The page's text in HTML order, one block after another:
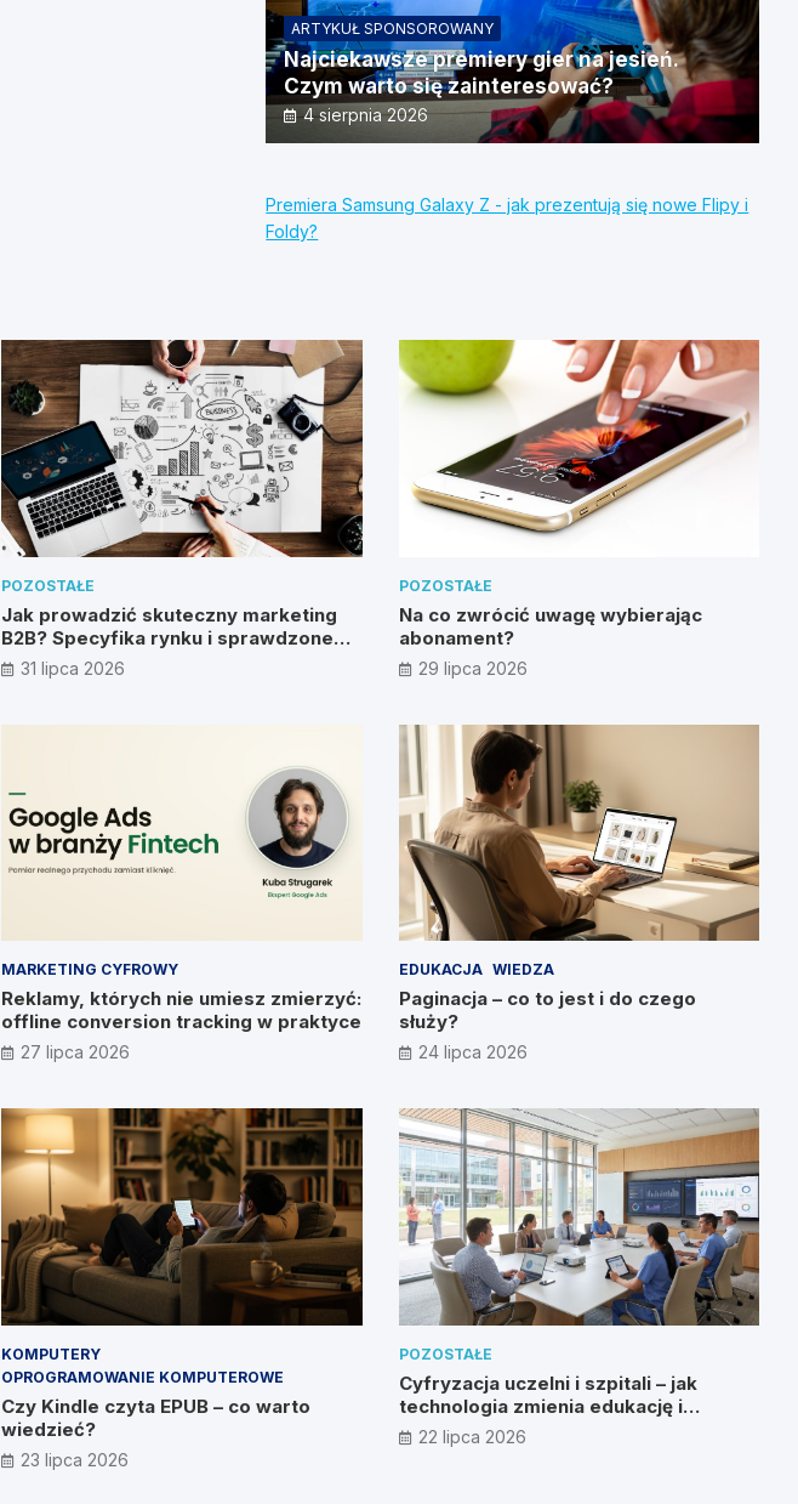
ARTYKUŁ SPONSOROWANY
Najciekawsze premiery gier na jesień.
Czym warto się zainteresować?
4 sierpnia 2026
Premiera Samsung Galaxy Z - jak prezentują się nowe Flipy i
Foldy?
POZOSTAŁE
Jak prowadzić skuteczny marketing
B2B? Specyfika rynku i sprawdzone
metody
31 lipca 2026
POZOSTAŁE
Na co zwrócić uwagę wybierając
abonament?
29 lipca 2026
MARKETING CYFROWY
Reklamy, których nie umiesz zmierzyć:
offline conversion tracking w praktyce
27 lipca 2026
EDUKACJA WIEDZA
Paginacja – co to jest i do czego
służy?
24 lipca 2026
KOMPUTERY
OPROGRAMOWANIE KOMPUTEROWE
Czy Kindle czyta EPUB – co warto
wiedzieć?
23 lipca 2026
POZOSTAŁE
Cyfryzacja uczelni i szpitali – jak
technologia zmienia edukację i
zdrowie?
22 lipca 2026